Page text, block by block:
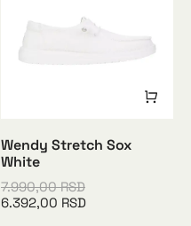
Wendy Stretch Sox
White
7.990,00RSD
6.392,00 RSD